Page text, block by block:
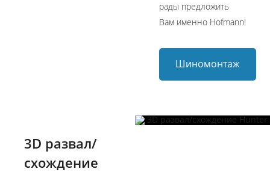
рады предложить
Вам именно Hofmann!
Шиномонтаж
3D развал/
схождение